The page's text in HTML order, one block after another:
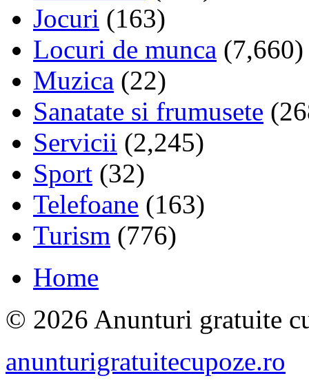
Jocuri (163)
Locuri de munca (7,660)
Muzica (22)
Sanatate si frumusete
Servicii (2,245)
Sport (32)
Telefoane (163)
Turism (776)
Home
© 2026 Anunturi gratuite
anunturigratuitecupoze.ro